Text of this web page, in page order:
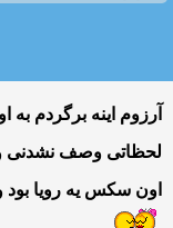
آرزوم اینه برگردم
لحظاتی وصف نشدنی
اون سکس یه رویا